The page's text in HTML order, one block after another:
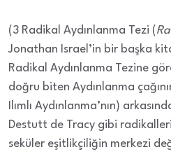
(3 Radikal Aydınlanma Tezi (
Jonathan Israel’in bir başka
Radikal Aydınlanma Tezine
doğru biten Aydınlanma
Ilımlı Aydınlanma’nın)
Destutt de Tracy gibi
seküler eşitlikçiliğin merkezi